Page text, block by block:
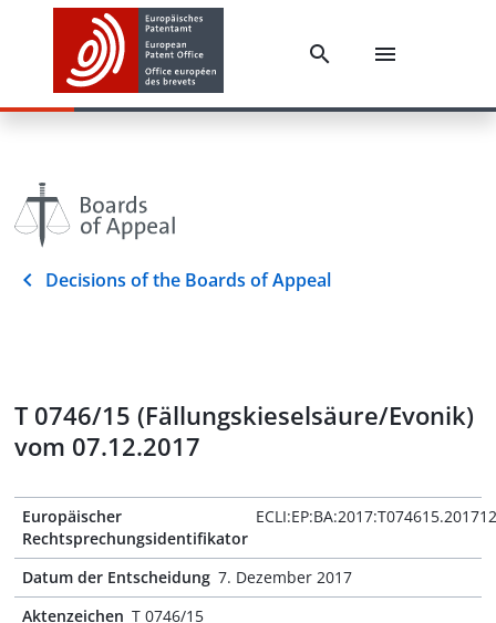
Decisions of the Boards of Appeal
T 0746/15 (Fällungskieselsäure/Evonik)
vom 07.12.2017
Europäischer
Rechtsprechungsidentifikator
Datum der Entscheidung 7. Dezember 2017
Aktenzeichen T 0746/15